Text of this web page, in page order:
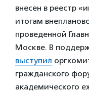
внесен в реестр
итогам
проведенной
Москве. В
выступил
гражданского
академического